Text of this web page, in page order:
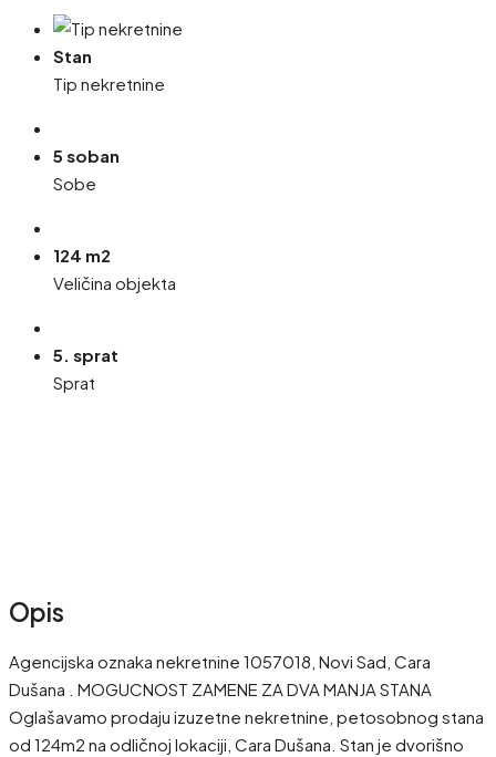
Stan
Tip nekretnine
5 soban
Sobe
124 m2
Veličina objekta
5. sprat
Sprat
Opis
Agencijska oznaka nekretnine 1057018, Novi Sad, Cara
Dušana . MOGUCNOST ZAMENE ZA DVA MANJA STANA
Oglašavamo prodaju izuzetne nekretnine, petosobnog stana
od 124m2 na odličnoj lokaciji, Cara Dušana. Stan je dvorišno